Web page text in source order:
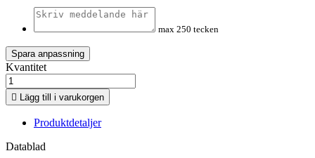
max 250 tecken
Spara anpassning
Kvantitet
 Lägg till i varukorgen
Produktdetaljer
Datablad